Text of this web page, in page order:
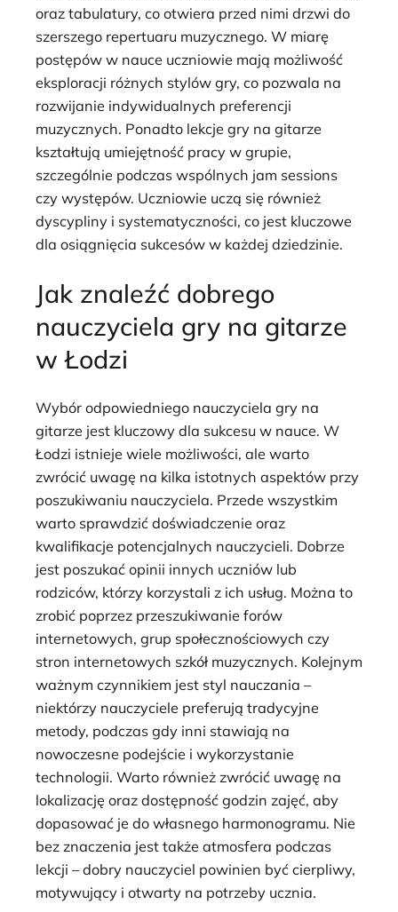
oraz tabulatury, co otwiera przed nimi drzwi do
szerszego repertuaru muzycznego. W miarę
postępów w nauce uczniowie mają możliwość
eksploracji różnych stylów gry, co pozwala na
rozwijanie indywidualnych preferencji
muzycznych. Ponadto lekcje gry na gitarze
kształtują umiejętność pracy w grupie,
szczególnie podczas wspólnych jam sessions
czy występów. Uczniowie uczą się również
dyscypliny i systematyczności, co jest kluczowe
dla osiągnięcia sukcesów w każdej dziedzinie.
Jak znaleźć dobrego
nauczyciela gry na gitarze
w Łodzi
Wybór odpowiedniego nauczyciela gry na
gitarze jest kluczowy dla sukcesu w nauce. W
Łodzi istnieje wiele możliwości, ale warto
zwrócić uwagę na kilka istotnych aspektów przy
poszukiwaniu nauczyciela. Przede wszystkim
warto sprawdzić doświadczenie oraz
kwalifikacje potencjalnych nauczycieli. Dobrze
jest poszukać opinii innych uczniów lub
rodziców, którzy korzystali z ich usług. Można to
zrobić poprzez przeszukiwanie forów
internetowych, grup społecznościowych czy
stron internetowych szkół muzycznych. Kolejnym
ważnym czynnikiem jest styl nauczania –
niektórzy nauczyciele preferują tradycyjne
metody, podczas gdy inni stawiają na
nowoczesne podejście i wykorzystanie
technologii. Warto również zwrócić uwagę na
lokalizację oraz dostępność godzin zajęć, aby
dopasować je do własnego harmonogramu. Nie
bez znaczenia jest także atmosfera podczas
lekcji – dobry nauczyciel powinien być cierpliwy,
motywujący i otwarty na potrzeby ucznia.